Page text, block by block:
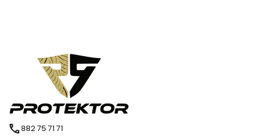
882 75 71 71